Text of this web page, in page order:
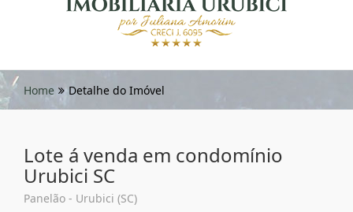
Home Detalhe do Imóvel
Lote á venda em condomínio
Urubici SC
Panelão - Urubici (SC)